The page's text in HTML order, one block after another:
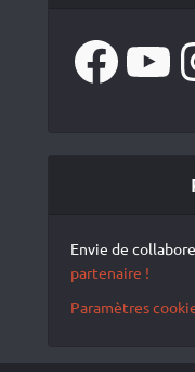
FacebookYouTube
Envie de
partenaire !
Paramètres